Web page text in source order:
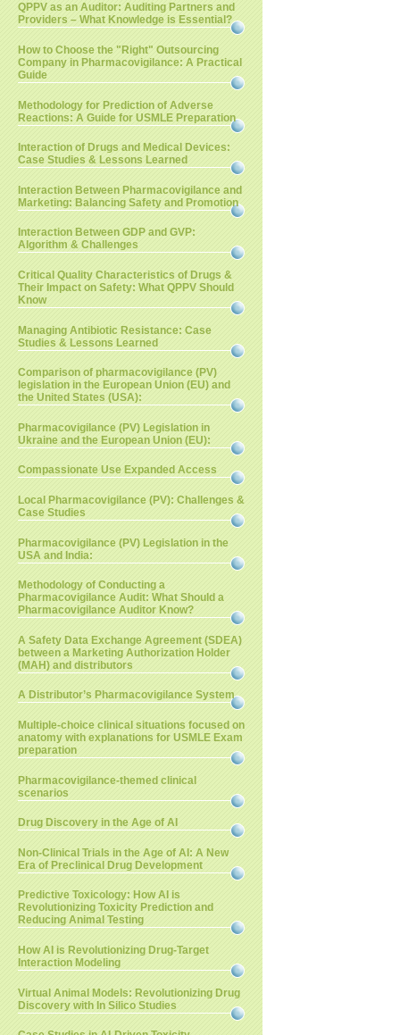
QPPV as an Auditor: Auditing Partners and
Providers – What Knowledge is Essential?
How to Choose the "Right" Outsourcing
Company in Pharmacovigilance: A Practical
Guide
Methodology for Prediction of Adverse
Reactions: A Guide for USMLE Preparation
Interaction of Drugs and Medical Devices:
Case Studies & Lessons Learned
Interaction Between Pharmacovigilance and
Marketing: Balancing Safety and Promotion
Interaction Between GDP and GVP:
Algorithm & Challenges
Critical Quality Characteristics of Drugs &
Their Impact on Safety: What QPPV Should
Know
Managing Antibiotic Resistance: Case
Studies & Lessons Learned
Comparison of pharmacovigilance (PV)
legislation in the European Union (EU) and
the United States (USA):
Pharmacovigilance (PV) Legislation in
Ukraine and the European Union (EU):
Compassionate Use Expanded Access
Local Pharmacovigilance (PV): Challenges &
Case Studies
Pharmacovigilance (PV) Legislation in the
USA and India:
Methodology of Conducting a
Pharmacovigilance Audit: What Should a
Pharmacovigilance Auditor Know?
A Safety Data Exchange Agreement (SDEA)
between a Marketing Authorization Holder
(MAH) and distributors
A Distributor’s Pharmacovigilance System
Multiple-choice clinical situations focused on
anatomy with explanations for USMLE Exam
preparation
Pharmacovigilance-themed clinical
scenarios
Drug Discovery in the Age of AI
Non-Clinical Trials in the Age of AI: A New
Era of Preclinical Drug Development
Predictive Toxicology: How AI is
Revolutionizing Toxicity Prediction and
Reducing Animal Testing
How AI is Revolutionizing Drug-Target
Interaction Modeling
Virtual Animal Models: Revolutionizing Drug
Discovery with In Silico Studies